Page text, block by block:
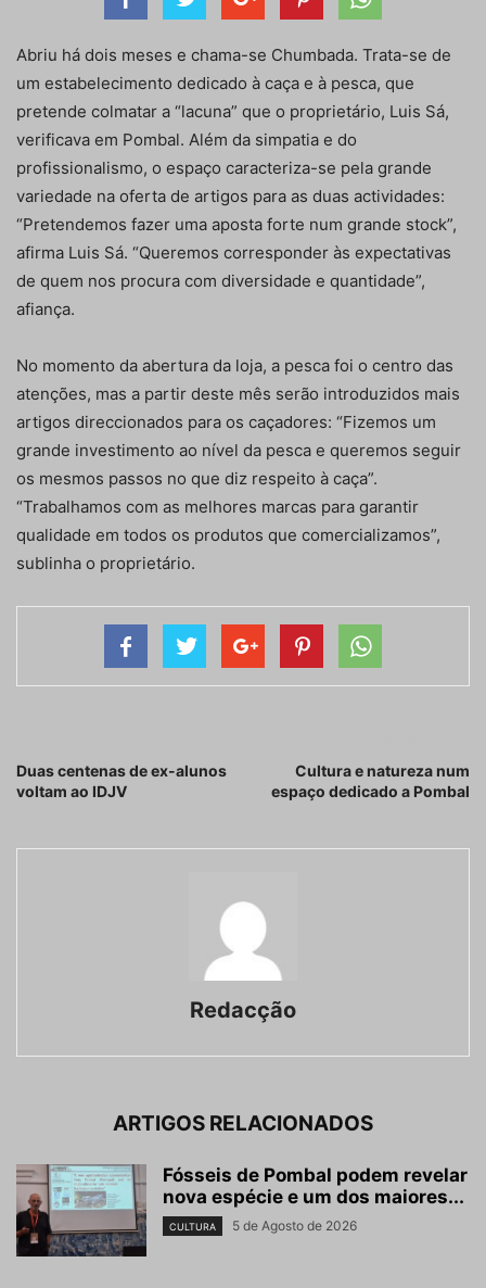
Abriu há dois meses e chama-se Chumbada. Trata-se de
um estabelecimento dedicado à caça e à pesca, que
pretende colmatar a “lacuna” que o proprietário, Luis Sá,
verificava em Pombal. Além da simpatia e do
profissionalismo, o espaço caracteriza-se pela grande
variedade na oferta de artigos para as duas actividades:
“Pretendemos fazer uma aposta forte num grande stock”,
afirma Luis Sá. “Queremos corresponder às expectativas
de quem nos procura com diversidade e quantidade”,
afiança.
No momento da abertura da loja, a pesca foi o centro das
atenções, mas a partir deste mês serão introduzidos mais
artigos direccionados para os caçadores: “Fizemos um
grande investimento ao nível da pesca e queremos seguir
os mesmos passos no que diz respeito à caça”.
“Trabalhamos com as melhores marcas para garantir
qualidade em todos os produtos que comercializamos”,
sublinha o proprietário.
Duas centenas de ex-alunos
voltam ao IDJV
Cultura e natureza num
espaço dedicado a Pombal
Redacção
ARTIGOS RELACIONADOS
Fósseis de Pombal podem revelar
nova espécie e um dos maiores...
CULTURA 5 de Agosto de 2026